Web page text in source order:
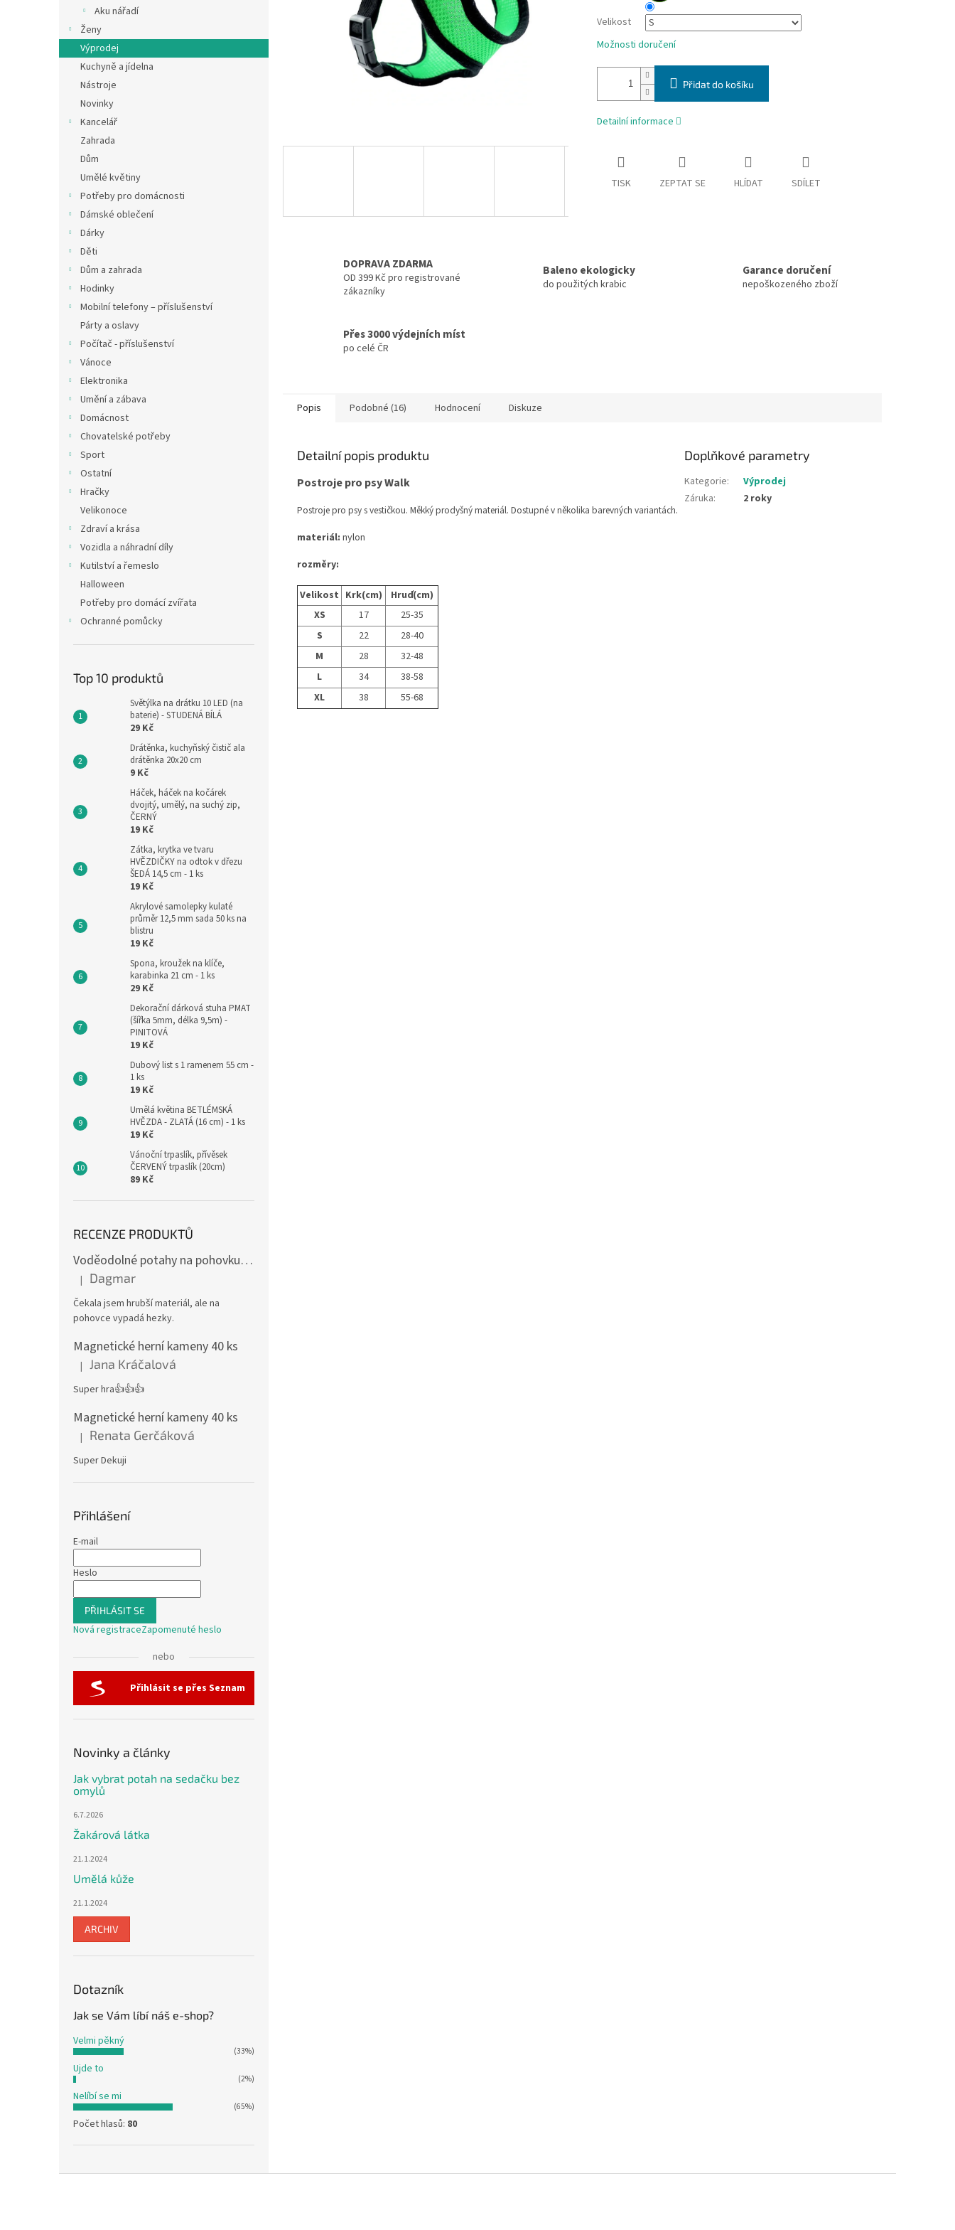
l
Aku nářadí
Ženy
Výprodej
Kuchyně a jídelna
Nástroje
Novinky
Kancelář
Zahrada
Dům
Umělé květiny
Potřeby pro domácnosti
Dámské oblečení
Dárky
Děti
Dům a zahrada
Hodinky
Mobilní telefony – příslušenství
Párty a oslavy
Počítač - příslušenství
Vánoce
Elektronika
Umění a zábava
Domácnost
Chovatelské potřeby
Sport
Ostatní
Hračky
Velikonoce
Zdraví a krása
Vozidla a náhradní díly
Kutilství a řemeslo
Halloween
Potřeby pro domácí zvířata
Ochranné pomůcky
Top 10 produktů
Světýlka na drátku 10 LED (na
baterie) - STUDENÁ BÍLÁ
29 Kč
Drátěnka, kuchyňský čistič ala
drátěnka 20x20 cm
9 Kč
Háček, háček na kočárek
dvojitý, umělý, na suchý zip,
ČERNÝ
19 Kč
Zátka, krytka ve tvaru
HVĚZDIČKY na odtok v dřezu
ŠEDÁ 14,5 cm - 1 ks
19 Kč
Akrylové samolepky kulaté
průměr 12,5 mm sada 50 ks na
blistru
19 Kč
Spona, kroužek na klíče,
karabinka 21 cm - 1 ks
29 Kč
Dekorační dárková stuha PMAT
(šířka 5mm, délka 9,5m) -
PINITOVÁ
19 Kč
Dubový list s 1 ramenem 55 cm -
1 ks
19 Kč
Umělá květina BETLÉMSKÁ
HVĚZDA - ZLATÁ (16 cm) - 1 ks
19 Kč
Vánoční trpaslík, přívěsek
ČERVENÝ trpaslík (20cm)
89 Kč
RECENZE PRODUKTŮ
Voděodolné potahy na pohovku se vzorem
Hodnocení produktu je 4 z 5 hvězdiček.
| Dagmar
Čekala jsem hrubší materiál, ale na
pohovce vypadá hezky.
Magnetické herní kameny 40 ks
Hodnocení produktu je 5 z 5 hvězdiček.
| Jana Kráčalová
Super hra👍👍👍
Magnetické herní kameny 40 ks
Hodnocení produktu je 5 z 5 hvězdiček.
| Renata Gerčáková
Super Dekuji
Přihlášení
E-mail
Heslo
PŘIHLÁSIT SE
Nová registraceZapomenuté heslo
nebo
Přihlásit se přes Seznam
Novinky a články
Jak vybrat potah na sedačku bez
omylů
6.7.2026
Žakárová látka
21.1.2024
Umělá kůže
21.1.2024
ARCHIV
Dotazník
Jak se Vám líbí náš e-shop?
Velmi pěkný
(33%)
Ujde to
(2%)
Nelíbí se mi
(65%)
Počet hlasů: 80
Velikost
Možnosti doručení
Přidat do košíku
Detailní informace
TISK ZEPTAT SE HLÍDAT SDÍLET
DOPRAVA ZDARMA
OD 399 Kč pro registrované
zákazníky
Baleno ekologicky
do použitých krabic
Garance doručení
nepoškozeného zboží
Přes 3000 výdejních míst
po celé ČR
Popis Podobné (16) Hodnocení Diskuze
Detailní popis produktu
Postroje pro psy Walk
Postroje pro psy s vestičkou. Měkký prodyšný materiál. Dostupné v několika barevných variantách.
materiál: nylon
rozměry:
Velikost Krk(cm)
Hruď(cm)
XS
17
25-35
S
22
28-40
M
28
32-48
L
34
38-58
XL
38 55-68
Doplňkové parametry
Kategorie:
Výprodej
Záruka: 2 roky